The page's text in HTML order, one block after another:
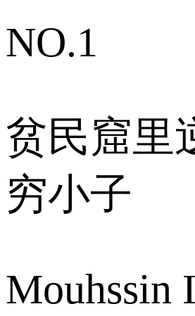
NO.1
贫民窟里
穷小子
Mouhssin